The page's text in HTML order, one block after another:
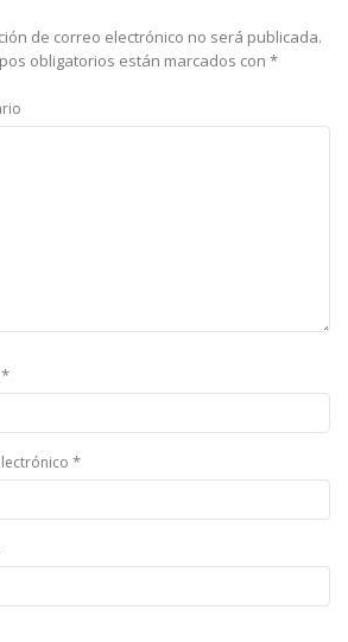
de correo electrónico no será publicada.
obligatorios están marcados con *
*
*